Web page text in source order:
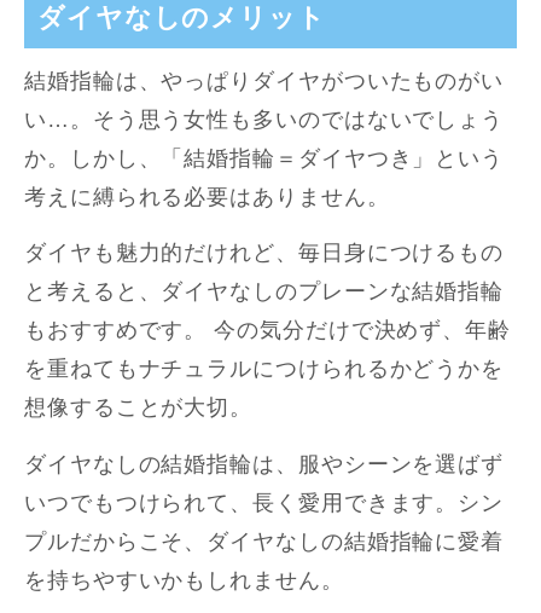
ダイヤなしのメリット
結婚指輪は、やっぱりダイヤがついたものがい
い…。そう思う女性も多いのではないでしょう
か。しかし、「結婚指輪＝ダイヤつき」という
考えに縛られる必要はありません。
ダイヤも魅力的だけれど、毎日身につけるもの
と考えると、ダイヤなしのプレーンな結婚指輪
もおすすめです。 今の気分だけで決めず、年齢
を重ねてもナチュラルにつけられるかどうかを
想像することが大切。
ダイヤなしの結婚指輪は、服やシーンを選ばず
いつでもつけられて、長く愛用できます。シン
プルだからこそ、ダイヤなしの結婚指輪に愛着
を持ちやすいかもしれません。